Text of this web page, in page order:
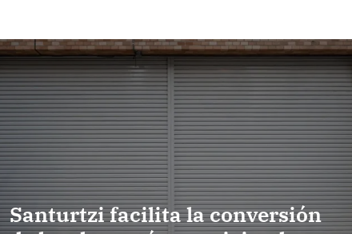
Santurtzi facilita la conversión